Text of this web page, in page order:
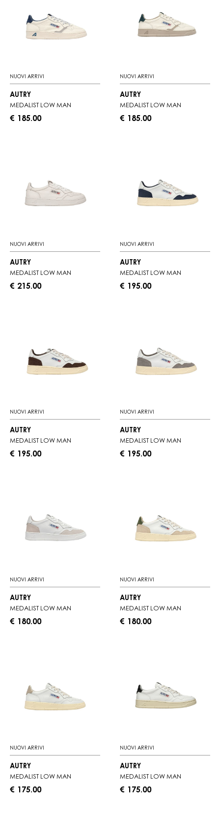
NUOVI ARRIVI
AUTRY
MEDALIST LOW MAN
€ 185.00
NUOVI ARRIVI
AUTRY
MEDALIST LOW MAN
€ 185.00
NUOVI ARRIVI
AUTRY
MEDALIST LOW MAN
€ 215.00
NUOVI ARRIVI
AUTRY
MEDALIST LOW MAN
€ 195.00
NUOVI ARRIVI
AUTRY
MEDALIST LOW MAN
€ 195.00
NUOVI ARRIVI
AUTRY
MEDALIST LOW MAN
€ 195.00
NUOVI ARRIVI
AUTRY
MEDALIST LOW MAN
€ 180.00
NUOVI ARRIVI
AUTRY
MEDALIST LOW MAN
€ 180.00
NUOVI ARRIVI
AUTRY
MEDALIST LOW MAN
€ 175.00
NUOVI ARRIVI
AUTRY
MEDALIST LOW MAN
€ 175.00